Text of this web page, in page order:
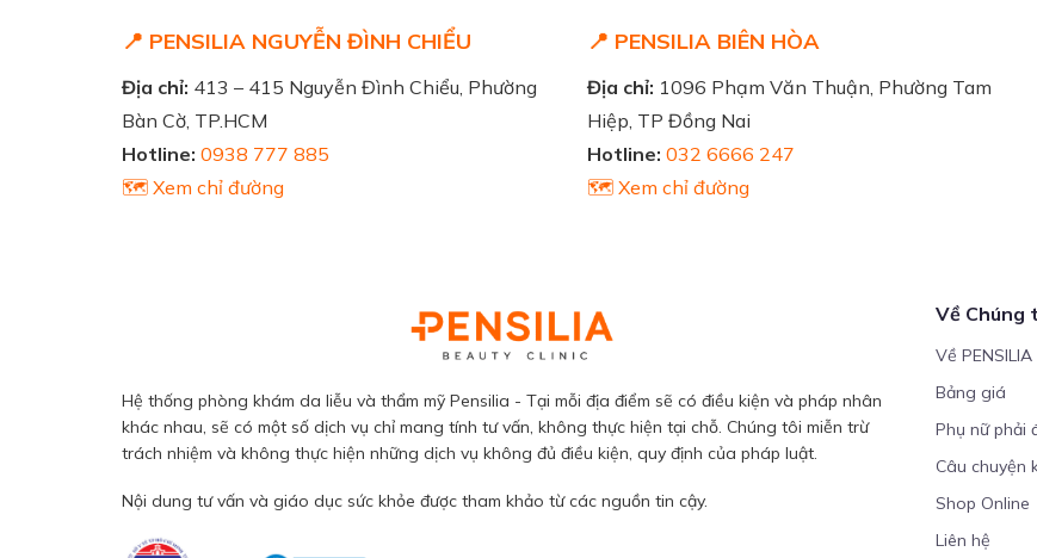
📍 PENSILIA NGUYỄN ĐÌNH CHIỂU
Địa chỉ: 413 – 415 Nguyễn Đình Chiểu, Phường
Bàn Cờ, TP.HCM
Hotline: 0938 777 885
🗺️ Xem chỉ đường
📍 PENSILIA BIÊN HÒA
Địa chỉ: 1096 Phạm Văn Thuận, Phường Tam
Hiệp, TP Đồng Nai
Hotline: 032 6666 247
🗺️ Xem chỉ đường
Hệ thống phòng khám da liễu và thẩm mỹ Pensilia - Tại mỗi địa điểm sẽ có điều kiện và pháp nhân
khác nhau, sẽ có một số dịch vụ chỉ mang tính tư vấn, không thực hiện tại chỗ. Chúng tôi miễn trừ
trách nhiệm và không thực hiện những dịch vụ không đủ điều kiện, quy định của pháp luật.
Nội dung tư vấn và giáo dục sức khỏe được tham khảo từ các nguồn tin cậy.
Về Chúng
Về PENSILIA
Bảng giá
Phụ nữ phải
Câu chuyện
Shop Online
Liên hệ